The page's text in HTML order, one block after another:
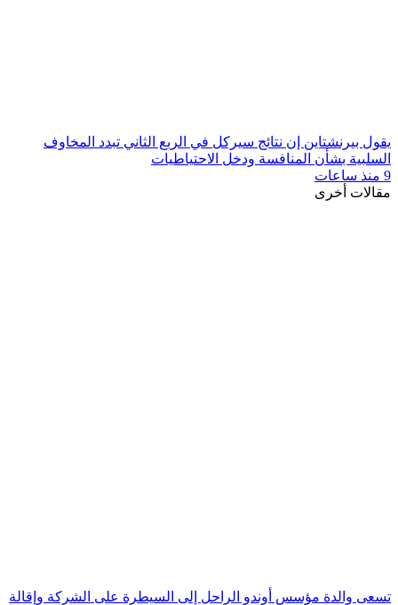
يقول بيرنشتاين إن نتائج سيركل في الربع الثاني تبدد المخاوف
السلبية بشأن المنافسة ودخل الاحتياطيات
9 منذ ساعات
مقالات أخرى
تسعى والدة مؤسس أوندو الراحل إلى السيطرة على الشركة وإقالة